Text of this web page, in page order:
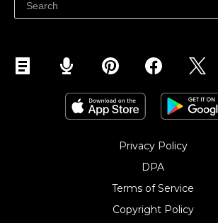
Instagramで販売する
Privacy Policy
DPA
Terms of Service
Copyright Policy‎